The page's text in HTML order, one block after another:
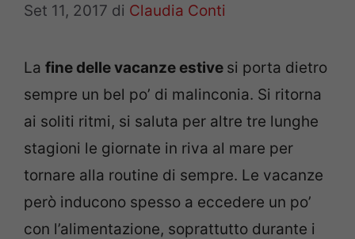
Set 11, 2017 di Claudia Conti
La fine delle vacanze estive si porta dietro
sempre un bel po’ di malinconia. Si ritorna
ai soliti ritmi, si saluta per altre tre lunghe
stagioni le giornate in riva al mare per
tornare alla routine di sempre. Le vacanze
però inducono spesso a eccedere un po’
con l’alimentazione, soprattutto durante i